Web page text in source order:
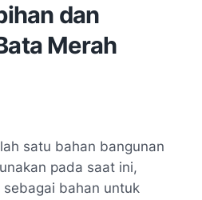
dan
Merah
satu bahan bangunan
pada saat ini,
bahan untuk